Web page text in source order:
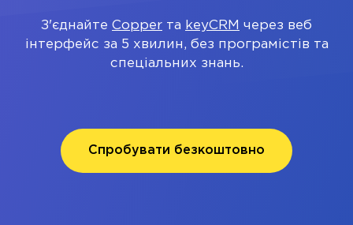
З'єднайте Copper та keyCRM через веб
інтерфейс за 5 хвилин, без програмістів та
спеціальних знань.
Спробувати безкоштовно